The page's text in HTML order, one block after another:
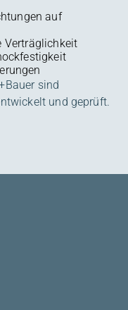
auf
Verträglichkeit
sind
und geprüft.